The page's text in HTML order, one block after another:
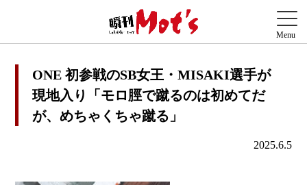
ONE 初参戦のSB女王・MISAKI選手が
現地入り「モロ脛で蹴るのは初めてだ
が、めちゃくちゃ蹴る」
2025.6.5